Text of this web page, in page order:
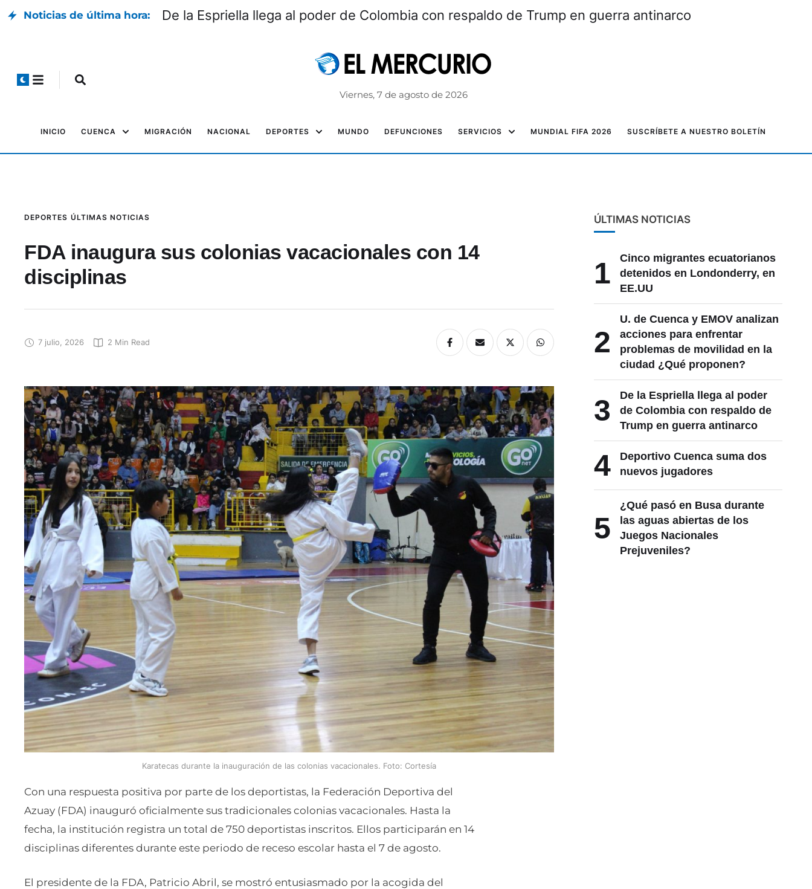
Noticias de última hora: De la Espriella llega al poder de Colombia con respaldo de Trump en guerra antinarco
Viernes, 7 de agosto de 2026
INICIO CUENCA MIGRACIÓN NACIONAL DEPORTES MUNDO DEFUNCIONES SERVICIOS MUNDIAL FIFA 2026 SUSCRÍBETE A NUESTRO BOLETÍN
DEPORTES ÚLTIMAS NOTICIAS
FDA inaugura sus colonias vacacionales con 14
disciplinas
7 julio, 2026 2 Min Read
Karatecas durante la inauguración de las colonias vacacionales. Foto: Cortesía
Con una respuesta positiva por parte de los deportistas, la Federación Deportiva del
Azuay (FDA) inauguró oficialmente sus tradicionales colonias vacacionales. Hasta la
fecha, la institución registra un total de 750 deportistas inscritos. Ellos participarán en 14
disciplinas diferentes durante este periodo de receso escolar hasta el 7 de agosto.
El presidente de la FDA, Patricio Abril, se mostró entusiasmado por la acogida del
ÚLTIMAS NOTICIAS
1
Cinco migrantes ecuatorianos
detenidos en Londonderry, en
EE.UU
2
U. de Cuenca y EMOV analizan
acciones para enfrentar
problemas de movilidad en la
ciudad ¿Qué proponen?
3
De la Espriella llega al poder
de Colombia con respaldo de
Trump en guerra antinarco
4
Deportivo Cuenca suma dos
nuevos jugadores
5
¿Qué pasó en Busa durante
las aguas abiertas de los
Juegos Nacionales
Prejuveniles?